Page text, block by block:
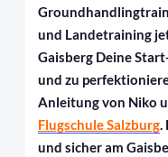
und Landetraining
Gaisberg Deine
und zu
Anleitung von Niko
Flugschule Salzburg.
und sicher am